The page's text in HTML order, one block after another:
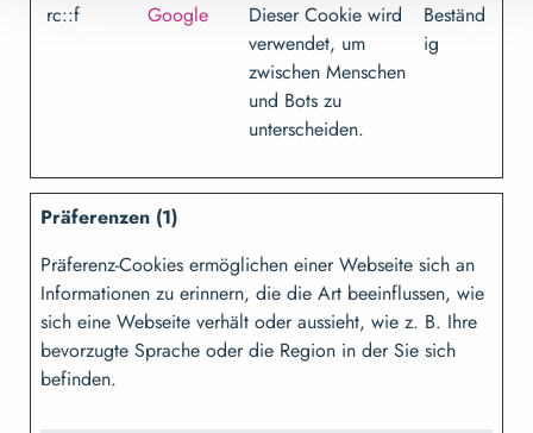
rc::f Google
Dieser Cookie wird
verwendet, um
zwischen Menschen
und Bots zu
unterscheiden.
Beständ
ig
Präferenzen (1)
Präferenz-Cookies ermöglichen einer Webseite sich an
Informationen zu erinnern, die die Art beeinflussen, wie
sich eine Webseite verhält oder aussieht, wie z. B. Ihre
bevorzugte Sprache oder die Region in der Sie sich
befinden.